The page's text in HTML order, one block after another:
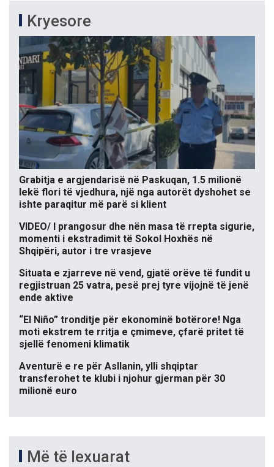
Kryesore
Grabitja e argjendarisë në Paskuqan, 1.5 milionë
lekë flori të vjedhura, një nga autorët dyshohet se
ishte paraqitur më parë si klient
VIDEO/ I prangosur dhe nën masa të rrepta sigurie,
momenti i ekstradimit të Sokol Hoxhës në
Shqipëri, autor i tre vrasjeve
Situata e zjarreve në vend, gjatë orëve të fundit u
regjistruan 25 vatra, pesë prej tyre vijojnë të jenë
ende aktive
“El Niño” tronditje për ekonominë botërore! Nga
moti ekstrem te rritja e çmimeve, çfarë pritet të
sjellë fenomeni klimatik
Aventurë e re për Asllanin, ylli shqiptar
transferohet te klubi i njohur gjerman për 30
milionë euro
Më të lexuarat